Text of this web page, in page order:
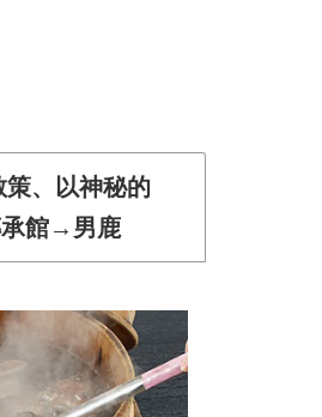
、以神秘的
承館→男鹿